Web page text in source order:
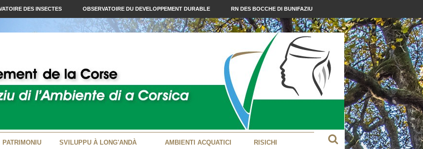
DES INSECTES OBSERVATOIRE DU DEVELOPPEMENT DURABLE RN DES BOCCHE DI BUNIFAZIU
PATRIMONIU SVILUPPU À LONG'ANDÀ AMBIENTI ACQUATICI RISICHI